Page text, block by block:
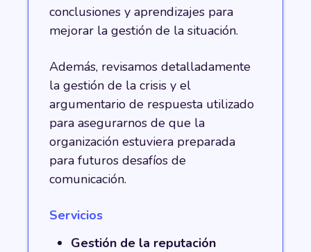
conclusiones y aprendizajes para
mejorar la gestión de la situación.
Además, revisamos detalladamente
la gestión de la crisis y el
argumentario de respuesta utilizado
para asegurarnos de que la
organización estuviera preparada
para futuros desafíos de
comunicación.
Servicios
Gestión de la reputación